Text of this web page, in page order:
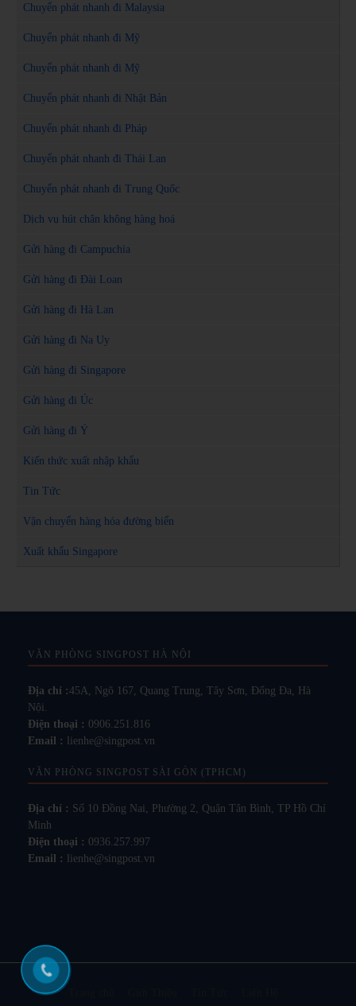
Chuyển phát nhanh đi Malaysia
Chuyển phát nhanh đi Mỹ
Chuyển phát nhanh đi Mỹ
Chuyển phát nhanh đi Nhật Bản
Chuyển phát nhanh đi Pháp
Chuyển phát nhanh đi Thái Lan
Chuyển phát nhanh đi Trung Quốc
Dịch vụ hút chân không hàng hoá
Gửi hàng đi Campuchia
Gửi hàng đi Đài Loan
Gửi hàng đi Hà Lan
Gửi hàng đi Na Uy
Gửi hàng đi Singapore
Gửi hàng đi Úc
Gửi hàng đi Ý
Kiến thức xuất nhập khẩu
Tin Tức
Vận chuyển hàng hóa đường biển
Xuất khẩu Singapore
VĂN PHÒNG SINGPOST HÀ NỘI
Địa chỉ :45A, Ngõ 167, Quang Trung, Tây Sơn, Đống Đa, Hà
Nội.
Điện thoại : 0906.251.816
Email : lienhe@singpost.vn
VĂN PHÒNG SINGPOST SÀI GÒN (TPHCM)
Địa chỉ : Số 10 Đồng Nai, Phường 2, Quận Tân Bình, TP Hồ Chí
Minh
Điện thoại : 0936.257.997
Email : lienhe@singpost.vn